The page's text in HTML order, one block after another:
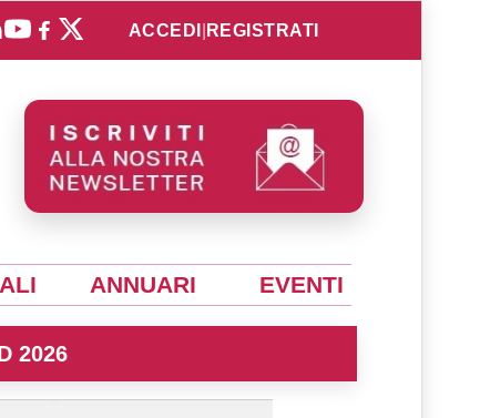
ACCEDI REGISTRATI
ANNUARI EVENTI
2026